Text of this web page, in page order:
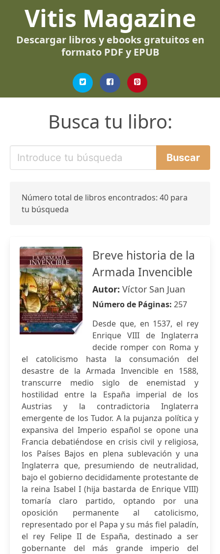
Vitis Magazine
Descargar libros y ebooks gratuitos en
formato PDF y EPUB
Busca tu libro:
Número total de libros encontrados: 40 para
tu búsqueda
Breve historia de la
Armada Invencible
Autor: Víctor San Juan
Número de Páginas: 257
Desde que, en 1537, el rey
Enrique VIII de Inglaterra
decide romper con Roma y
el catolicismo hasta la consumación del
desastre de la Armada Invencible en 1588,
transcurre medio siglo de enemistad y
hostilidad entre la España imperial de los
Austrias y la contradictoria Inglaterra
emergente de los Tudor. A la pujanza política y
expansiva del Imperio español se opone una
Francia debatiéndose en crisis civil y religiosa,
los Países Bajos en plena sublevación y una
Inglaterra que, presumiendo de neutralidad,
bajo el gobierno decididamente protestante de
la reina Isabel I (hija bastarda de Enrique VIII)
tomaría claro partido, optando por una
oposición permanente al catolicismo,
representado por el Papa y su más fiel paladín,
el rey Felipe II de España, destinado a ser
gobernante del más grande imperio del